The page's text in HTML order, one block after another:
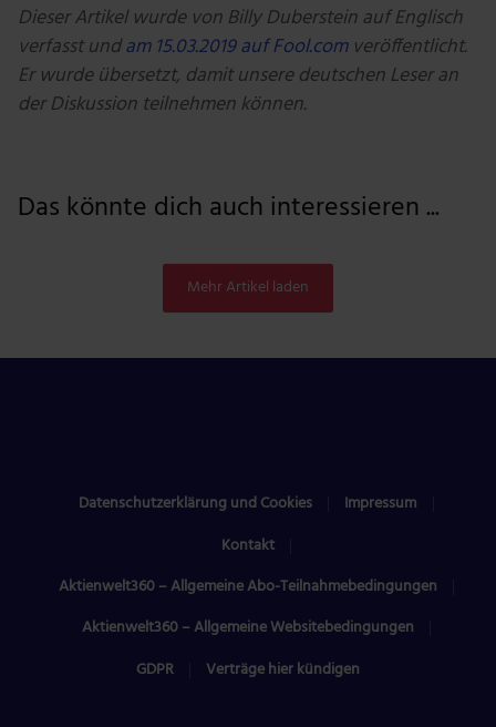
Dieser Artikel wurde von Billy Duberstein auf Englisch
verfasst undam 15.03.2019 auf Fool.comveröffentlicht.
Er wurde übersetzt, damit unsere deutschen Leser an
der Diskussion teilnehmen können.
Das könnte dich auch interessieren ...
Mehr Artikel laden
Datenschutzerklärung und Cookies
Impressum
Kontakt
Aktienwelt360 – Allgemeine Abo-Teilnahmebedingungen
Aktienwelt360 – Allgemeine Websitebedingungen
GDPR
Verträge hier kündigen